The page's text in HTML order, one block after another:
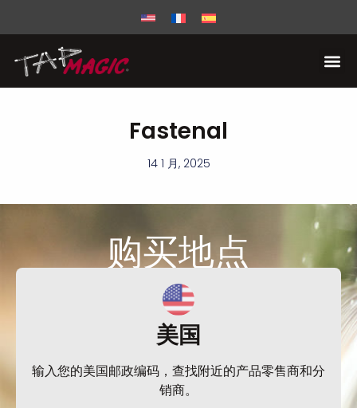
Fastenal
14 1 月, 2025
购买地点
美国
输入您的美国邮政编码，查找附近的产品零售商和分
销商。